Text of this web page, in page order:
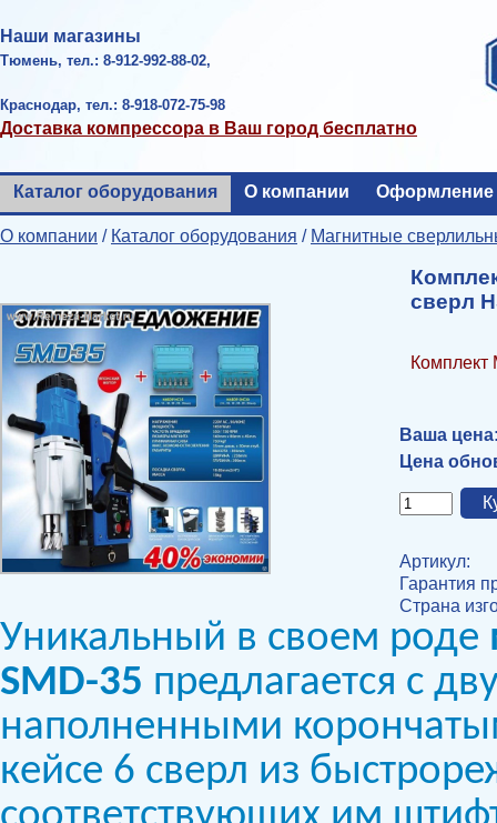
Наши магазины
Тюмень, тел.: 8-912-992-88-02,
Краснодар, тел.: 8-918-072-75-98
Доставка компрессора в Ваш город бесплатно
Каталог оборудования О компании Оформление
О компании / Каталог оборудования / Магнитные
сверл
Комплект
Ваша
Цена
Артикул:
Гарантия
Страна
Уникальный в своем роде
SMD-35 предлагается с
наполненными
кейсе 6 сверл из